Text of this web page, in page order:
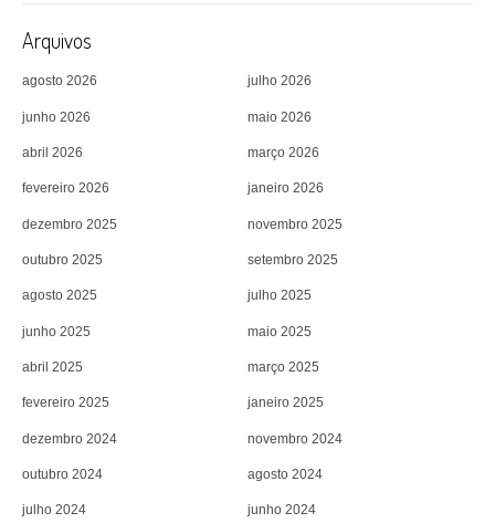
Arquivos
agosto 2026 julho 2026
junho 2026 maio 2026
abril 2026 março 2026
fevereiro 2026 janeiro 2026
dezembro 2025 novembro 2025
outubro 2025 setembro 2025
agosto 2025 julho 2025
junho 2025 maio 2025
abril 2025 março 2025
fevereiro 2025 janeiro 2025
dezembro 2024 novembro 2024
outubro 2024 agosto 2024
julho 2024 junho 2024